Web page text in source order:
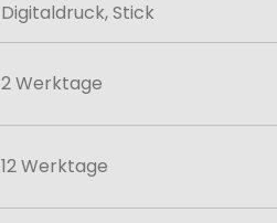
Digitaldruck, Stick
2 Werktage
12 Werktage